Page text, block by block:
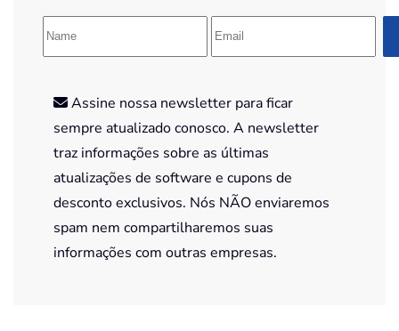
Assine nossa newsletter para ficar
sempre atualizado conosco. A newsletter
traz informações sobre as últimas
atualizações de software e cupons de
desconto exclusivos. Nós NÃO enviaremos
spam nem compartilharemos suas
informações com outras empresas.